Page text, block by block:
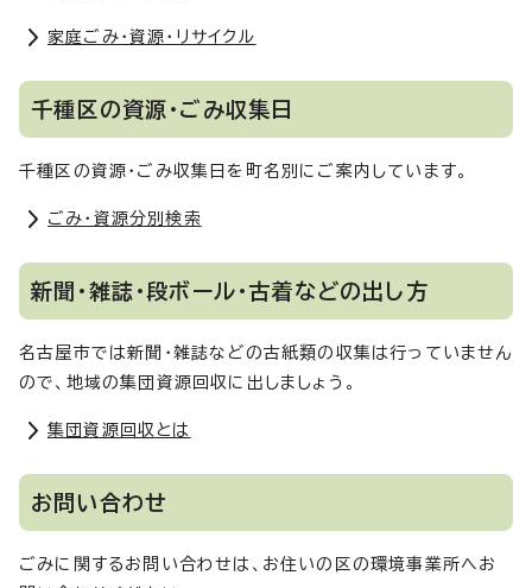
家庭ごみ・資源・リサイクル
千種区の資源・ごみ収集日
千種区の資源・ごみ収集日を町名別にご案内しています。
ごみ・資源分別検索
新聞・雑誌・段ボール・古着などの出し方
名古屋市では新聞・雑誌などの古紙類の収集は行っていません
ので、地域の集団資源回収に出しましょう。
集団資源回収とは
お問い合わせ
ごみに関するお問い合わせは、お住いの区の環境事業所へお